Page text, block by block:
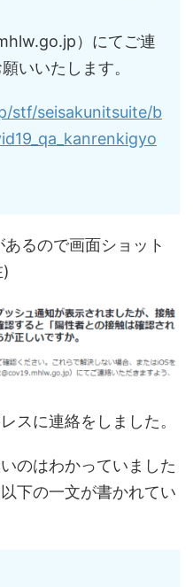
）にてご連
いいたします。
stf/seisakunitsuite/b
るので画面ショット
スに連絡をしました。
のはわかっていました
下の一文が書かれてい